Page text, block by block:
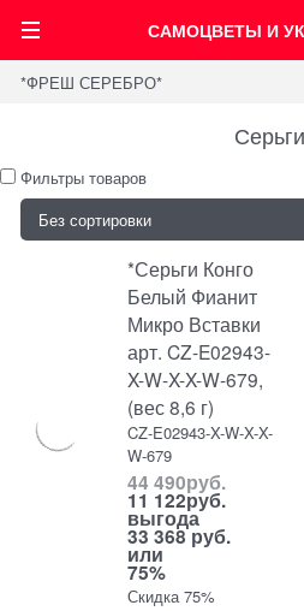
САМОЦВЕТЫ И
*ФРЕШ СЕРЕБРО*
Серьги
Фильтры товаров
*Серьги Конго
Белый Фианит
Микро Вставки
арт. CZ-E02943-
X-W-X-X-W-679,
(вес 8,6 г)
CZ-E02943-X-W-X-X-
W-679
44 490руб.
11 122руб.
выгода
33 368 руб.
или
75%
Скидка 75%